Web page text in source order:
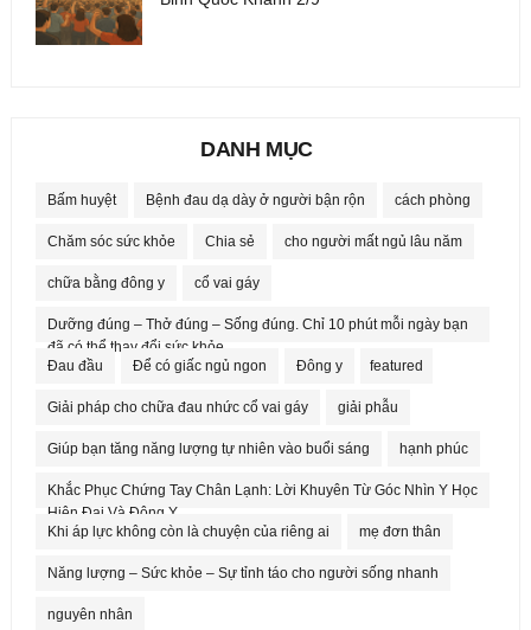
DANH MỤC
Bấm huyệt Bệnh đau dạ dày ở người bận rộn cách phòng
Chăm sóc sức khỏe Chia sẻ cho người mất ngủ lâu năm
chữa bằng đông y cổ vai gáy
Dưỡng đúng – Thở đúng – Sống đúng. Chỉ 10 phút mỗi ngày bạn
đã có thể thay đổi sức khỏe.
Đau đầu
Để có giấc ngủ ngon Đông y featured
Giải pháp cho chữa đau nhức cổ vai gáy giải phẫu
Giúp bạn tăng năng lượng tự nhiên vào buổi sáng hạnh phúc
Khắc Phục Chứng Tay Chân Lạnh: Lời Khuyên Từ Góc Nhìn Y Học
Hiện Đại Và Đông Y
Khi áp lực không còn là chuyện của riêng ai
mẹ đơn thân
Năng lượng – Sức khỏe – Sự tỉnh táo cho người sống nhanh
nguyên nhân